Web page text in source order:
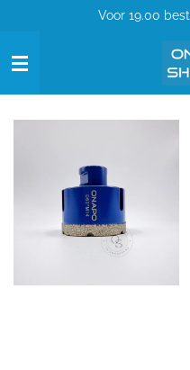
naar
de
hoofdinhoud
Voor 19.00